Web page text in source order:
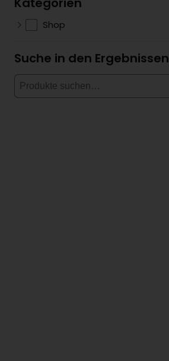
Shop
Suche in den Ergebnissen